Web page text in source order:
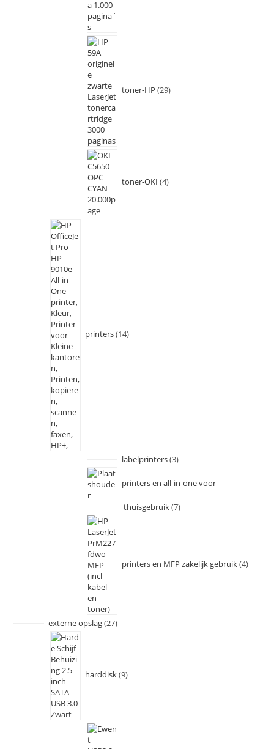
toner-HP 29
toner-OKI 4
printers 14
labelprinters 3
printers en all-in-one voor
thuisgebruik 7
printers en MFP zakelijk gebruik 4
externe opslag 27
harddisk 9